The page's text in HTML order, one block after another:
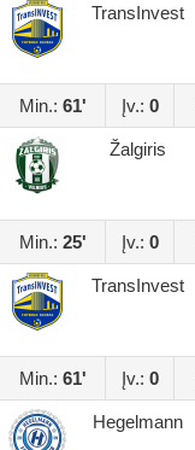
TransInvest
Min.: 61' Įv.: 0
Žalgiris
Min.: 25' Įv.: 0
TransInvest
Min.: 61' Įv.: 0
Hegelmann